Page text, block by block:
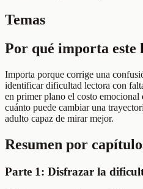
Temas
Por qué importa este
Importa porque corrige una
identificar dificultad lectora con
en primer plano el costo emocional
cuánto puede cambiar una
adulto capaz de mirar mejor.
Resumen por
Parte 1: Disfrazar la